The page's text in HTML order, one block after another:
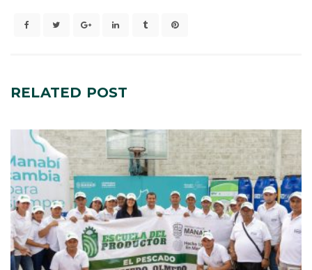
RELATED POST